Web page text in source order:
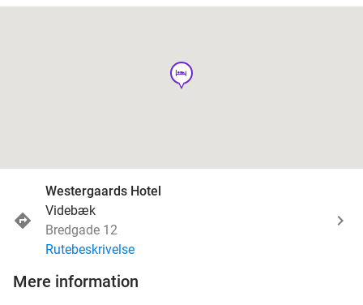
hotel
Westergaards Hotel
Videbæk
Bredgade 12
Rutebeskrivelse
Mere information